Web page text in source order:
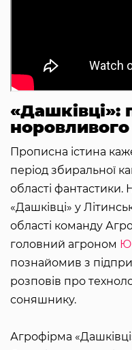
«Дашківці»:
Прописна істина
період збиральної
області фантастики.
«Дашківці» у
області команду
головний агроном
познайомив з
розповів про
соняшнику.
Агрофірма